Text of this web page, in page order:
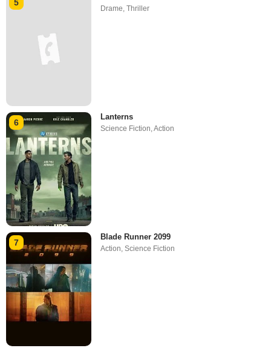
5
Drame ,Thriller
6
Lanterns
Science Fiction,Action
7
Blade Runner 2099
Action,Science Fiction